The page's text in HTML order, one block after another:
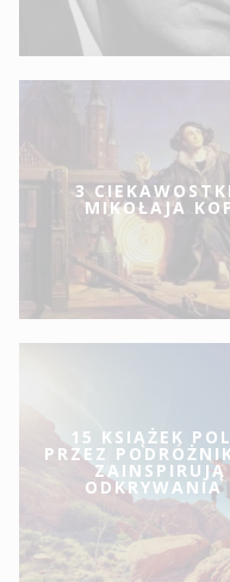
3
MIKOŁAJA
15 KSIĄŻEK
PRZEZ
ZAINSPIRUJĄ